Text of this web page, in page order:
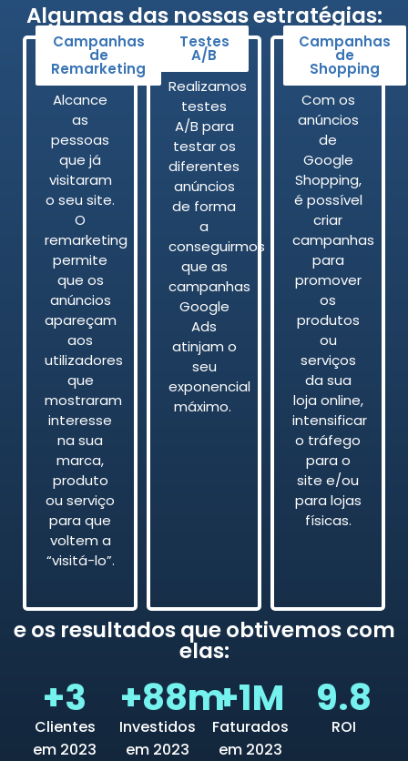
Algumas das nossas estratégias:
Campanhas
de
Remarketing
Alcance
as
pessoas
que já
visitaram
o seu site.
O
remarketing
permite
que os
anúncios
apareçam
aos
utilizadores
que
mostraram
interesse
na sua
marca,
produto
ou serviço
para que
voltem a
“visitá-lo”.
Testes
A/B
Realizamos
testes
A/B para
testar os
diferentes
anúncios
de forma
a
conseguirmos
que as
campanhas
Google
Ads
atinjam o
seu
exponencial
máximo.
Campanhas
de
Shopping
Com os
anúncios
de
Google
Shopping,
é possível
criar
campanhas
para
promover
os
produtos
ou
serviços
da sua
loja online,
intensificar
o tráfego
para o
site e/ou
para lojas
físicas.
e os resultados que obtivemos com
elas:
Clientes
em 2023
+6
Investidos
em 2023
+128m
Faturados
em 2023
+2M
ROI
16.7